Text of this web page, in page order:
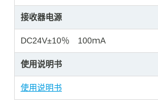
接收器电源
DC24V±10％ 100ｍA
使用说明书
使用说明书